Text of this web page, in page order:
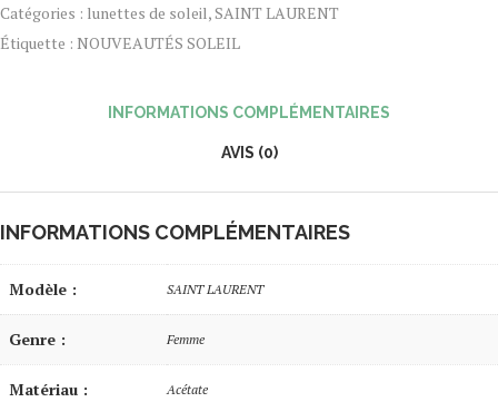
Catégories : lunettes de soleil,SAINT LAURENT
Étiquette : NOUVEAUTÉS SOLEIL
INFORMATIONS COMPLÉMENTAIRES
AVIS (0)
INFORMATIONS COMPLÉMENTAIRES
Modèle : SAINT LAURENT
Genre : Femme
Matériau : Acétate